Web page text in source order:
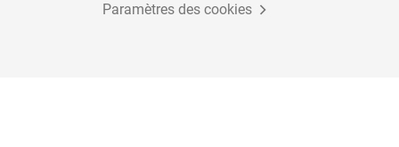
Paramètres des cookies